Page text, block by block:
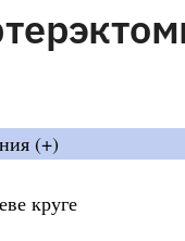
(+)
круге